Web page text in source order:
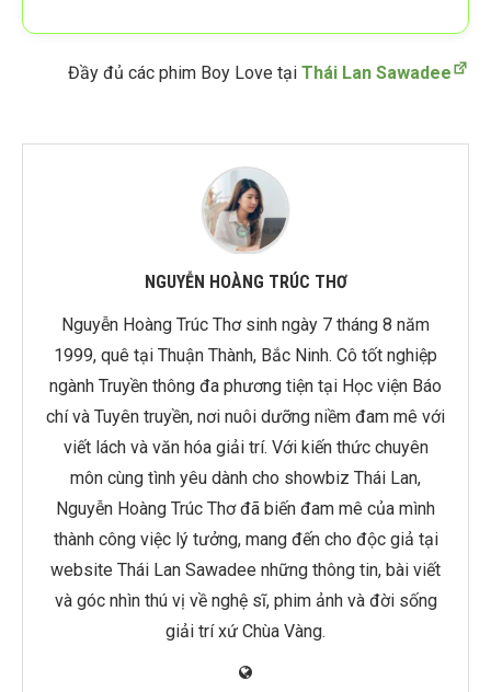
Đầy đủ các phim Boy Love tại Thái Lan Sawadee
NGUYỄN HOÀNG TRÚC THƠ
Nguyễn Hoàng Trúc Thơ sinh ngày 7 tháng 8 năm
1999, quê tại Thuận Thành, Bắc Ninh. Cô tốt nghiệp
ngành Truyền thông đa phương tiện tại Học viện Báo
chí và Tuyên truyền, nơi nuôi dưỡng niềm đam mê với
viết lách và văn hóa giải trí. Với kiến thức chuyên
môn cùng tình yêu dành cho showbiz Thái Lan,
Nguyễn Hoàng Trúc Thơ đã biến đam mê của mình
thành công việc lý tưởng, mang đến cho độc giả tại
website Thái Lan Sawadee những thông tin, bài viết
và góc nhìn thú vị về nghệ sĩ, phim ảnh và đời sống
giải trí xứ Chùa Vàng.